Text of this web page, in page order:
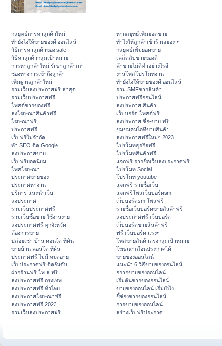
กลยุทธ์การหาลูกค้าใหม่
ทํายังไงให้ขายของดี ออนไลน์
วิธีการหาลูกค้าของ sale
วิธีหาลูกค้ากลุ่มเป้าหมาย
การหาลูกค้าใหม่ รักษาลูกค้าเก่า
ช่องทางการเข้าถึงลูกค้า
เพิ่มฐานลูกค้าใหม่
รวมเว็บลงประกาศฟรี ล่าสุด
รวมเว็บประกาศฟรี
โพสต์ขายของฟรี
ลงโฆษณาสินค้าฟรี
โฆษณาฟรี
ประกาศฟรี
เว็บฟรีไม่จำกัด
ทำ SEO ติด Google
ลงประกาศขาย
เว็บฟรียอดนิยม
โพสโฆษณา
ประกาศขายของ
ประกาศหางาน
บริการ แนะนำเว็บ
ลงประกาศ
รวมเว็บประกาศฟรี
รวมเว็บซื้อขาย ใช้งานง่าย
ลงประกาศฟรี ทุกจังหวัด
ต้องการขาย
ปล่อยเช่า บ้าน คอนโด ที่ดิน
ขายบ้าน คอนโด ที่ดิน
ประกาศฟรี ไม่มี หมดอายุ
เว็บประกาศฟรี ติดอันดับ
ฝากร้านฟรี โพ ส ฟรี
ลงประกาศฟรี กรุงเทพ
ลงประกาศฟรี ทั่วไทย
ลงประกาศโฆษณาฟรี
ลงประกาศฟรี 2023
รวมเว็บลงประกาศฟรี
หากลยุทธ์เพิ่มยอดขาย
ทําไงให้ลูกค้าเข้าร้านเยอะ ๆ
กลยุทธ์เพิ่มยอดขาย
เคล็ดลับขายของดี
ค้าขายไม่ดีทำอย่างไรดี
งานโพสโปรโมทงาน
ทํายังไงให้ขายของดี ออนไลน์
รวม SMFขายสินค้า
ประกาศฟรีออนไลน์
ลงประกาศ สินค้า
เว็บบอร์ด โพสต์ฟรี
ลงประกาศ ซื้อ-ขาย ฟรี
ชุมชนคนไอทีขายสินค้า
ลงประกาศฟรีใหม่ๆ 2023
โปรโมทธุรกิจฟรี
โปรโมทสินค้าฟรี
แจกฟรี รายชื่อเว็บลงประกาศฟรี
โปรโมท Social
โปรโมท youtube
แจกฟรี รายชื่อเว็บ
แจกฟรีโพสเว็บบอร์ดsmf
เว็บบอร์ดsmfโพสฟรี
รายชื่อเว็บบอร์ดขายสินค้าฟรี
ลงประกาศฟรี เว็บบอร์ด
เว็บบอร์ดขายสินค้าฟรี
ฟรี เว็บบอร์ด แรงๆ
โพสขายสินค้าตรงกลุ่มเป้าหมาย
โฆษณาเลื่อนประกาศได้
ขายของออนไลน์
แนะนำ 6 วิธีขายของออนไลน์
อยากขายของออนไลน์
เริ่มต้นขายของออนไลน์
ขายของออนไลน์ เริ่มยังไง
ชี้ช่องขายของออนไลน์
การขายของออนไลน์
สร้างเว็บฟรีประกาศ